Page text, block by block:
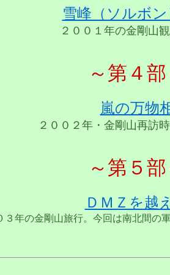
雪峰（ソルボ
２００１年の金剛山観
～第４部
嵐の万物
２００２年・金剛山再訪
～第５部
ＤＭＺを越
３年の金剛山旅行。今回は南北間の